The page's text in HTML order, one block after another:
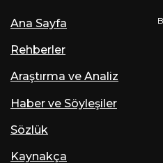
Ana Sayfa
Rehberler
Araştırma ve Analiz
Haber ve Söyleşiler
Sözlük
Kaynakça